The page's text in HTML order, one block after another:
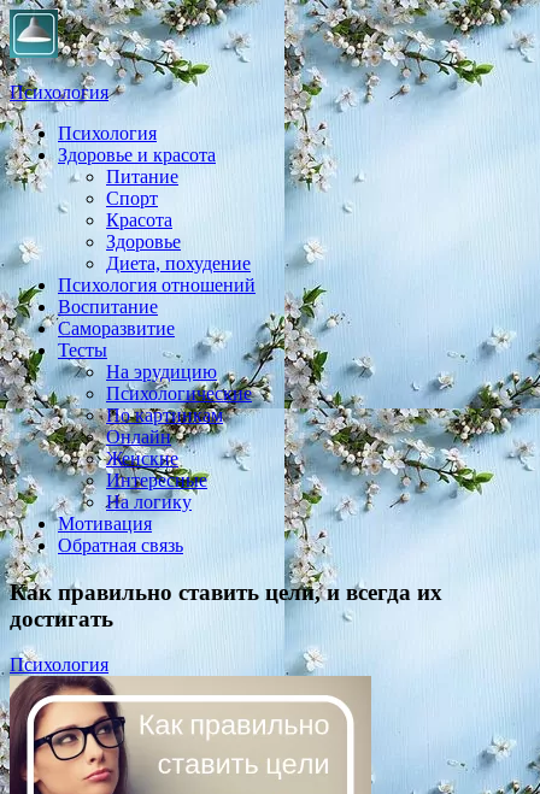
Психология
Практическая психология, личностный рост, экология,
здоровье, воспитание,
Психология
Здоровье и красота
Питание
Спорт
Красота
Здоровье
Диета, похудение
Психология отношений
Воспитание
Саморазвитие
Тесты
На эрудицию
Психологические
По картинкам
Онлайн
Женские
Интересные
На логику
Мотивация
Обратная связь
Как правильно ставить цели, и всегда их
достигать
Психология